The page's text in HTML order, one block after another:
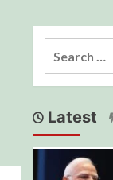
Latest